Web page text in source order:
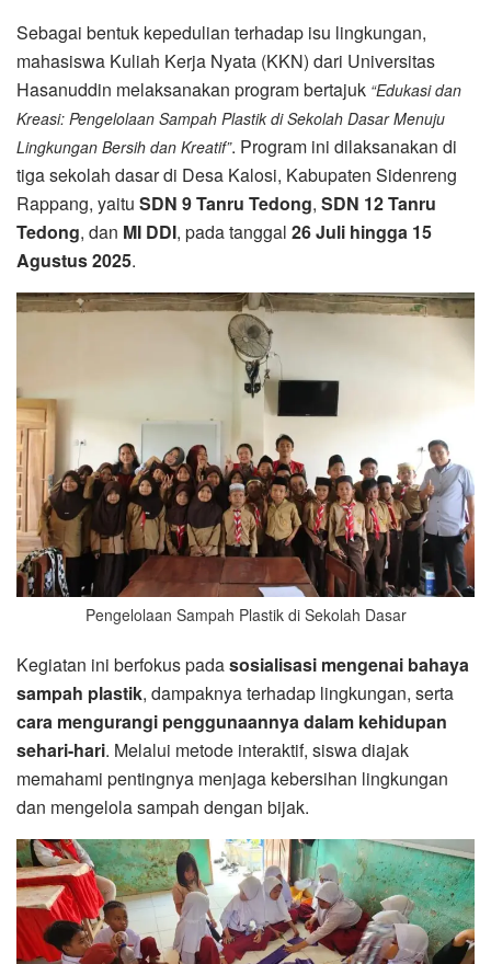
Sebagai bentuk kepedulian terhadap isu lingkungan,
mahasiswa Kuliah Kerja Nyata (KKN) dari Universitas
Hasanuddin melaksanakan program bertajuk “Edukasi dan
Kreasi: Pengelolaan Sampah Plastik di Sekolah Dasar Menuju
Lingkungan Bersih dan Kreatif”. Program ini dilaksanakan di
tiga sekolah dasar di Desa Kalosi, Kabupaten Sidenreng
Rappang, yaitu SDN 9 Tanru Tedong, SDN 12 Tanru
Tedong, dan MI DDI, pada tanggal 26 Juli hingga 15
Agustus 2025.
Pengelolaan Sampah Plastik di Sekolah Dasar
Kegiatan ini berfokus padasosialisasi mengenai bahaya
sampah plastik, dampaknya terhadap lingkungan, serta
cara mengurangi penggunaannya dalam kehidupan
sehari-hari. Melalui metode interaktif, siswa diajak
memahami pentingnya menjaga kebersihan lingkungan
dan mengelola sampah dengan bijak.